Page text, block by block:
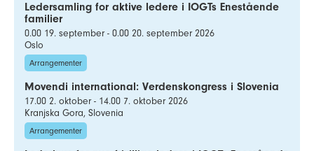
Ledersamling for aktive ledere i IOGTs Enestående
familier
0.00 19. september - 0.00 20. september 2026
Oslo
Arrangementer
Movendi international: Verdenskongress i Slovenia
17.00 2. oktober - 14.00 7. oktober 2026
Kranjska Gora, Slovenia
Arrangementer